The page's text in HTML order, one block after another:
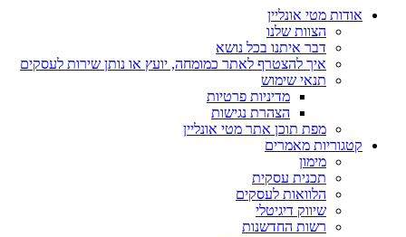
אודות מטי אונליין
הצוות שלנו
דבר איתנו בכל נושא
איך להצטרף לאתר כמומחה, יועץ או נותן שירות לעסקים
תנאי שימוש
מדיניות פרטיות
הצהרת נגישות
מפת תוכן אתר מטי אונליין
קטגוריות מאמרים
מימון
תכנית עסקית
הלוואות לעסקים
שיווק דיגיטלי
רשות החדשנות